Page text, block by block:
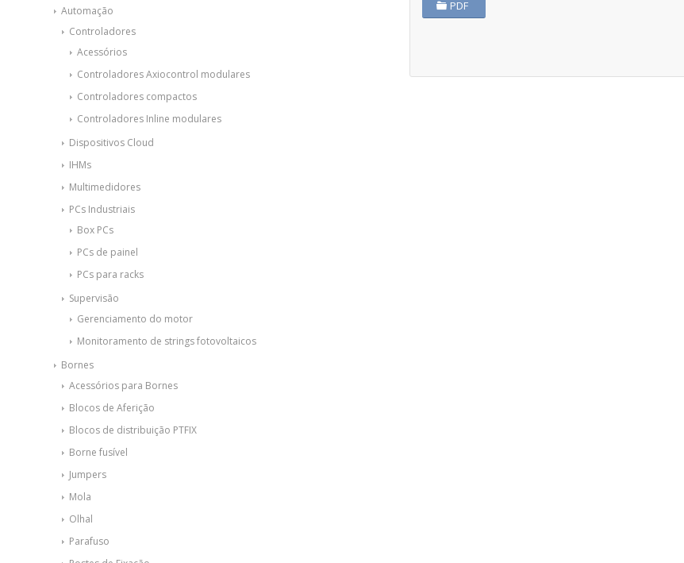
Automação
Controladores
Acessórios
Controladores Axiocontrol modulares
Controladores compactos
Controladores Inline modulares
Dispositivos Cloud
IHMs
Multimedidores
PCs Industriais
Box PCs
PCs de painel
PCs para racks
Supervisão
Gerenciamento do motor
Monitoramento de strings fotovoltaicos
Bornes
Acessórios para Bornes
Blocos de Aferição
Blocos de distribuição PTFIX
Borne fusível
Jumpers
Mola
Olhal
Parafuso
PDF